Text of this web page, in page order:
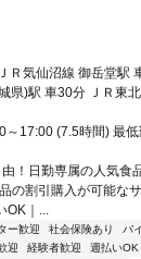
17:00 (7.5時間) 最
！日勤専属の人気食
の割引購入が可能な
OK｜...
ー歓迎 社会保険あり
バ
迎 経験者歓迎
週払いOK